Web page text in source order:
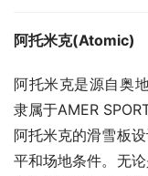
阿托米克(Atomic)
阿托米克是源自奥
隶属于AMER
阿托米克的滑雪板
平和场地条件。无